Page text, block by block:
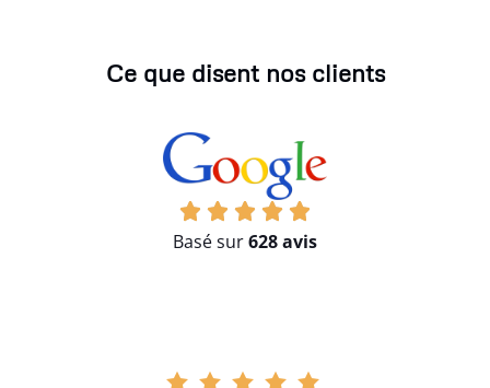
Ce que disent nos clients
Basé sur628 avis